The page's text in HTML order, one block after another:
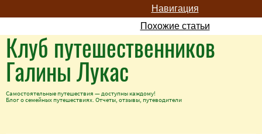
Навигация
Похожие статьи
Клуб путешественников
Галины Лукас
Самостоятельные путешествия — доступны каждому!
Блог о семейных путешествиях. Отчеты, отзывы, путеводители